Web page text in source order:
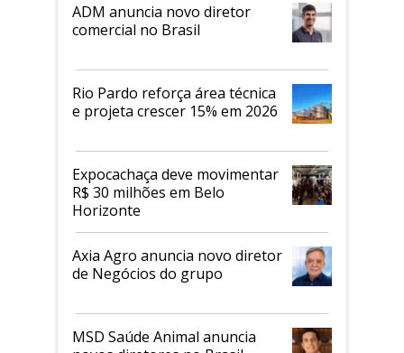
ADM anuncia novo diretor
comercial no Brasil
Rio Pardo reforça área técnica
e projeta crescer 15% em 2026
Expocachaça deve movimentar
R$ 30 milhões em Belo
Horizonte
Axia Agro anuncia novo diretor
de Negócios do grupo
MSD Saúde Animal anuncia